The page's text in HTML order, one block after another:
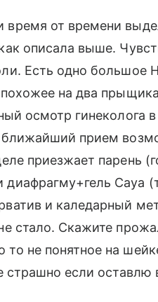
от времени
описала выше.
Есть одно большое
на два
осмотр гинеколога
ближайший прием
приезжает парень
Caya
и каледарный
стало. Скажите
не понятное на
страшно если оставлю